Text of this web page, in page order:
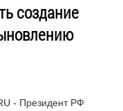
создание
- Президент РФ